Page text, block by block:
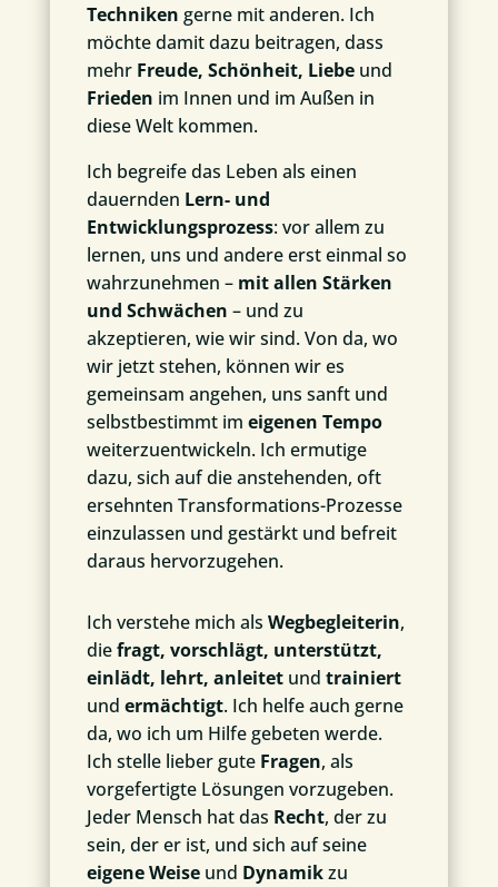
Techniken gerne mit anderen. Ich
möchte damit dazu beitragen, dass
mehr Freude, Schönheit, Liebeund
Frieden im Innen und im Außen in
diese Welt kommen.
Ich begreife das Leben als einen
dauernden Lern- und
Entwicklungsprozess: vor allem zu
lernen, uns und andere erst einmal so
wahrzunehmen – mit allen Stärken
und Schwächen – und zu
akzeptieren, wie wir sind. Von da, wo
wir jetzt stehen, können wir es
gemeinsam angehen, uns sanft und
selbstbestimmt im eigenen Tempo
weiterzuentwickeln. Ich ermutige
dazu, sich auf die anstehenden, oft
ersehnten Transformations-Prozesse
einzulassen und gestärkt und befreit
daraus hervorzugehen.
Ich verstehe mich als Wegbegleiterin,
diefragt, vorschlägt, unterstützt,
einlädt, lehrt, anleitetund trainiert
und ermächtigt. Ich helfe auch gerne
da, wo ich um Hilfe gebeten werde.
Ich stelle lieber gute Fragen, als
vorgefertigte Lösungen vorzugeben.
Jeder Mensch hat das Recht, der zu
sein, der er ist, und sich auf seine
eigene Weiseund Dynamikzu